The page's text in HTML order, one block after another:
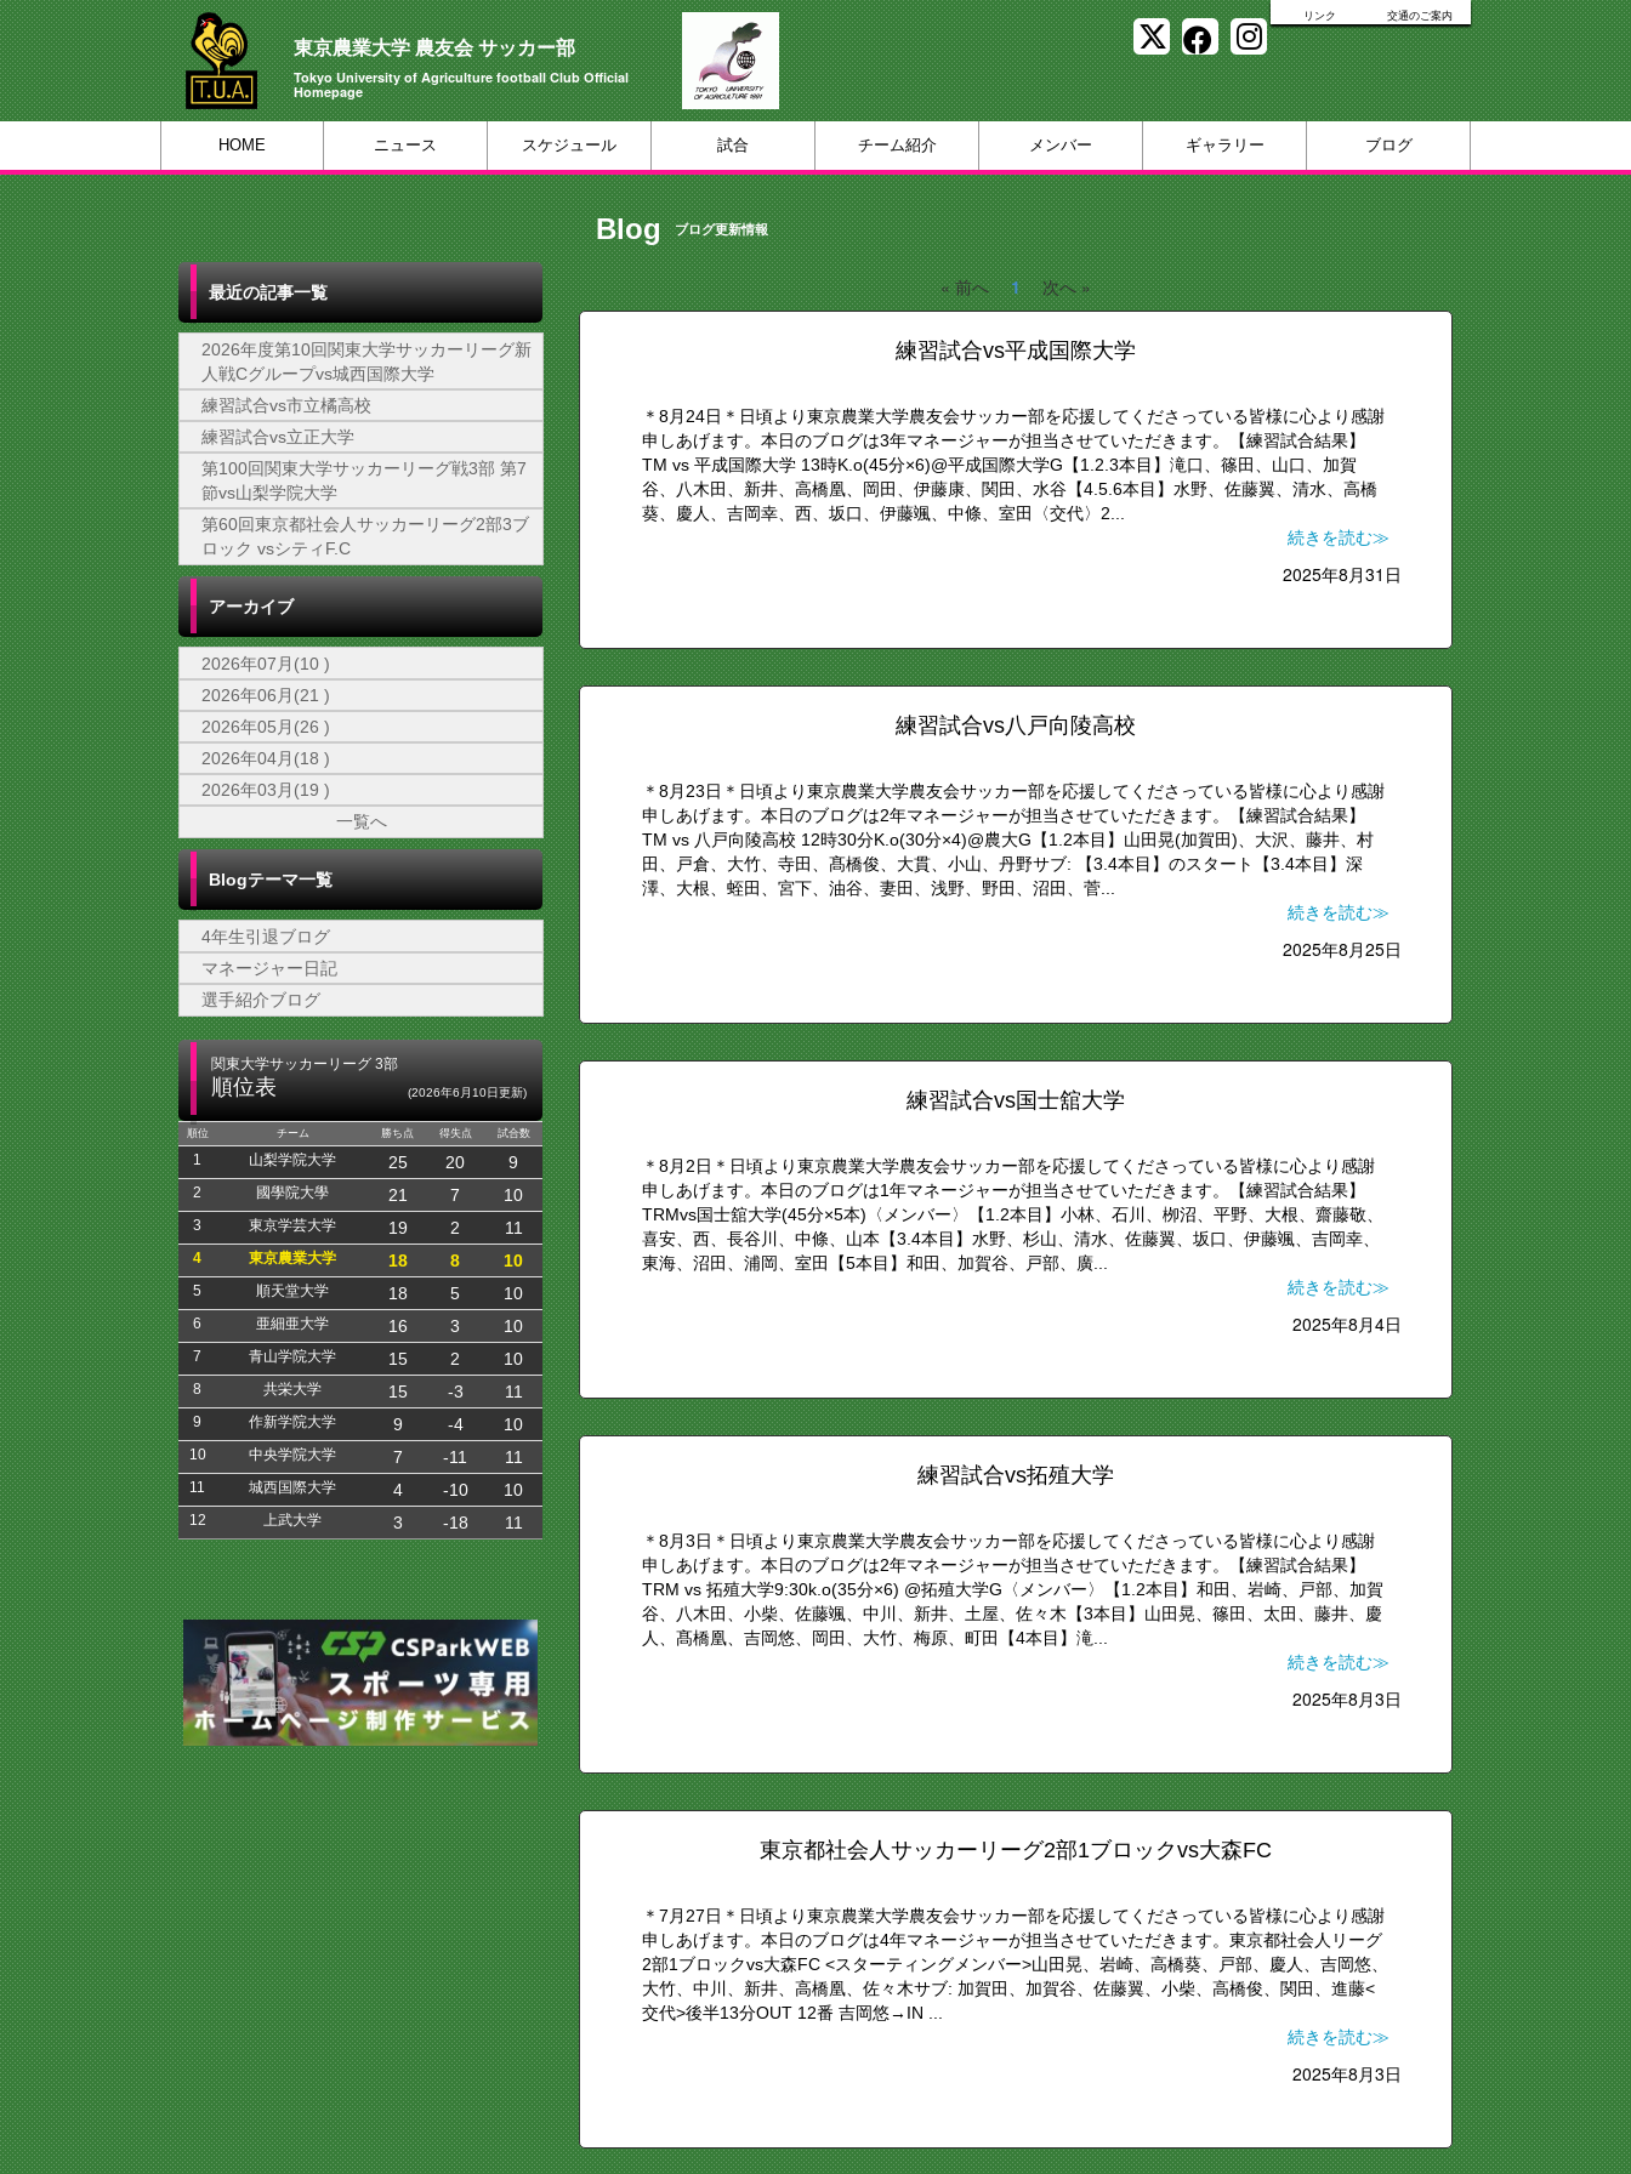
リンク 交通のご案内
東京農業大学 農友会 サッカー部
Tokyo University of Agriculture football Club Official
Homepage
HOME ニュース スケジュール 試合 チーム紹介 メンバー ギャラリー ブログ
最近の記事一覧
2026年度第10回関東大学サッカーリーグ新
人戦Cグループvs城西国際大学
練習試合vs市立橘高校
練習試合vs立正大学
第100回関東大学サッカーリーグ戦3部 第7
節vs山梨学院大学
第60回東京都社会人サッカーリーグ2部3ブ
ロック vsシティF.C
アーカイブ
2026年07月(10 )
2026年06月(21 )
2026年05月(26 )
2026年04月(18 )
2026年03月(19 )
一覧へ
Blogテーマ一覧
4年生引退ブログ
マネージャー日記
選手紹介ブログ
関東大学サッカーリーグ 3部
順位表 (2026年6月10日更新)
順位 チーム 勝ち点 得失点 試合数
1 山梨学院大学 25 20 9
2 國學院大學 21 7 10
3 東京学芸大学 19 2 11
4 東京農業大学 18 8 10
5 順天堂大学 18 5 10
6 亜細亜大学 16 3 10
7 青山学院大学 15 2 10
8 共栄大学 15 -3 11
9 作新学院大学 9 -4 10
10 中央学院大学 7 -11 11
11 城西国際大学 4 -10 10
12 上武大学 3 -18 11
Blog ブログ更新情報
« 前へ 1 次へ »
練習試合vs平成国際大学
＊8月24日＊日頃より東京農業大学農友会サッカー部を応援してくださっている皆様に心より感謝
申しあげます。本日のブログは3年マネージャーが担当させていただきます。【練習試合結果】
TM vs 平成国際大学 13時K.o(45分×6)@平成国際大学G【1.2.3本目】滝口、篠田、山口、加賀
谷、八木田、新井、高橋凰、岡田、伊藤康、関田、水谷【4.5.6本目】水野、佐藤翼、清水、高橋
葵、慶人、吉岡幸、西、坂口、伊藤颯、中條、室田〈交代〉2...
続きを読む≫
2025年8月31日
練習試合vs八戸向陵高校
＊8月23日＊日頃より東京農業大学農友会サッカー部を応援してくださっている皆様に心より感謝
申しあげます。本日のブログは2年マネージャーが担当させていただきます。【練習試合結果】
TM vs 八戸向陵高校 12時30分K.o(30分×4)@農大G【1.2本目】山田晃(加賀田)、大沢、藤井、村
田、戸倉、大竹、寺田、髙橋俊、大貫、小山、丹野サブ: 【3.4本目】のスタート【3.4本目】深
澤、大根、蛭田、宮下、油谷、妻田、浅野、野田、沼田、菅...
続きを読む≫
2025年8月25日
練習試合vs国士舘大学
＊8月2日＊日頃より東京農業大学農友会サッカー部を応援してくださっている皆様に心より感謝
申しあげます。本日のブログは1年マネージャーが担当させていただきます。【練習試合結果】
TRMvs国士舘大学(45分×5本)〈メンバー〉【1.2本目】小林、石川、栁沼、平野、大根、齋藤敬、
喜安、西、長谷川、中條、山本【3.4本目】水野、杉山、清水、佐藤翼、坂口、伊藤颯、吉岡幸、
東海、沼田、浦岡、室田【5本目】和田、加賀谷、戸部、廣...
続きを読む≫
2025年8月4日
練習試合vs拓殖大学
＊8月3日＊日頃より東京農業大学農友会サッカー部を応援してくださっている皆様に心より感謝
申しあげます。本日のブログは2年マネージャーが担当させていただきます。【練習試合結果】
TRM vs 拓殖大学9:30k.o(35分×6) @拓殖大学G〈メンバー〉【1.2本目】和田、岩崎、戸部、加賀
谷、八木田、小柴、佐藤颯、中川、新井、土屋、佐々木【3本目】山田晃、篠田、太田、藤井、慶
人、髙橋凰、吉岡悠、岡田、大竹、梅原、町田【4本目】滝...
続きを読む≫
2025年8月3日
東京都社会人サッカーリーグ2部1ブロックvs大森FC
＊7月27日＊日頃より東京農業大学農友会サッカー部を応援してくださっている皆様に心より感謝
申しあげます。本日のブログは4年マネージャーが担当させていただきます。東京都社会人リーグ
2部1ブロックvs大森FC <スターティングメンバー>山田晃、岩崎、高橋葵、戸部、慶人、吉岡悠、
大竹、中川、新井、高橋凰、佐々木サブ: 加賀田、加賀谷、佐藤翼、小柴、高橋俊、関田、進藤<
交代>後半13分OUT 12番 吉岡悠→IN ...
続きを読む≫
2025年8月3日